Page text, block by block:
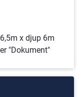
x djup 6m
"Dokument"